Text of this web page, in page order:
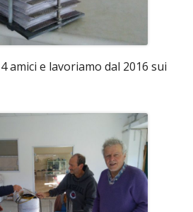
amici e lavoriamo dal 2016 sui